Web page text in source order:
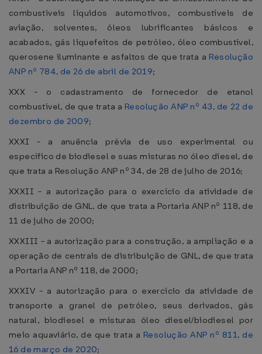
combustíveis líquidos automotivos, combustíveis de
aviação, solventes, óleos lubrificantes básicos e
acabados, gás liquefeitos de petróleo, óleo combustível,
querosene iluminante e asfaltos de que trata a Resolução
ANP nº 784, de 26 de abril de 2019;
XXX - o cadastramento de fornecedor de etanol
combustível, de que trata a Resolução ANP nº 43, de 22 de
dezembro de 2009;
XXXI - a anuência prévia de uso experimental ou
específico de biodiesel e suas misturas no óleo diesel, de
que trata a Resolução ANP nº 34, de 28 de julho de 2016;
XXXII - a autorização para o exercício da atividade de
distribuição de GNL, de que trata a Portaria ANP nº 118, de
11 de julho de 2000;
XXXIII - a autorização para a construção, a ampliação e a
operação de centrais de distribuição de GNL, de que trata
a Portaria ANP nº 118, de 2000;
XXXIV - a autorização para o exercício da atividade de
transporte a granel de petróleo, seus derivados, gás
natural, biodiesel e misturas óleo diesel/biodiesel por
meio aquaviário, de que trata a Resolução ANP nº 811, de
16 de março de 2020;